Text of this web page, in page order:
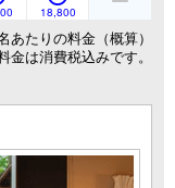
18,800
あたりの料金（概算）
金は消費税込みです。